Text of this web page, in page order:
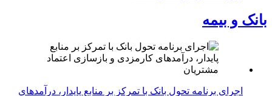
بانک و بیمه
اجرای برنامه تحول بانک با تمرکز بر منابع پایدار، درآمدهای